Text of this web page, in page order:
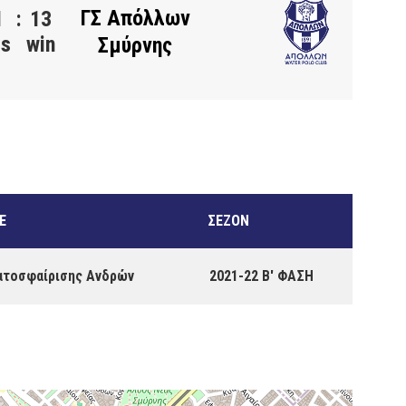
: 13
win
ΓΣ Απόλλων
Σμύρνης
ΣΕΖΌΝ
Ανδρών 2021-22 Β' ΦΑΣΗ